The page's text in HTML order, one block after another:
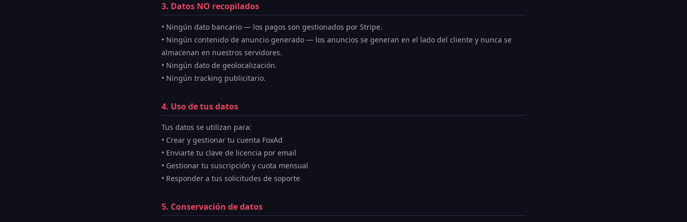
3. Datos NO recopilados
• Ningún dato bancario — los pagos son gestionados por Stripe.
• Ningún contenido de anuncio generado — los anuncios se generan en el lado del cliente y nunca se
almacenan en nuestros servidores.
• Ningún dato de geolocalización.
• Ningún tracking publicitario.
4. Uso de tus datos
Tus datos se utilizan para:
• Crear y gestionar tu cuenta FoxAd
• Enviarte tu clave de licencia por email
• Gestionar tu suscripción y cuota mensual
• Responder a tus solicitudes de soporte
5. Conservación de datos